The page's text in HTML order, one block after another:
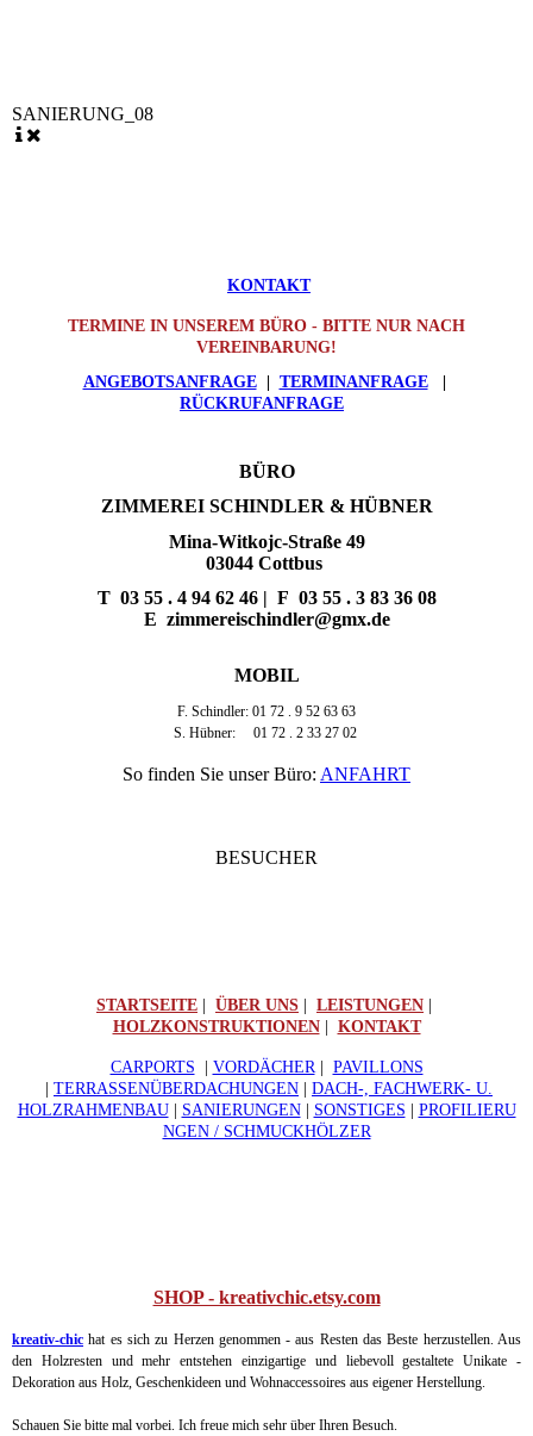
SANIERUNG_08
KONTAKT
TERMINE IN UNSEREM BÜRO - BITTE NUR NACH
VEREINBARUNG!
ANGEBOTSANFRAGE| TERMINANFRAGE
RÜCKRUFANFRAGE
BÜRO
ZIMMEREI SCHINDLER & HÜBNER
Mina-Witkojc-Straße 49
03044 Cottbus
T03 55 . 4 94 62 46 | F 03 55 . 3 83 36 08
E zimmereischindler@gmx.de
MOBIL
F. Schindler: 01 72 . 9 52 63 63
S. Hübner: 01 72 . 2 33 27 02
So finden Sie unser Büro: ANFAHRT
BESUCHER
STARTSEITE ÜBER UNS LEISTUNGEN
HOLZKONSTRUKTIONEN| KONTAKT
CARPORTS VORDÄCHER| PAVILLONS
TERRASSENÜBERDACHUNGEN
DACH-, FACHWERK- U.
HOLZRAHMENBAU| SANIERUNGEN| SONSTIGES
PROFILIERU
NGEN / SCHMUCKHÖLZER
SHOP - kreativchic.etsy.com
kreativ-chic hat es sich zu Herzen genommen - aus Resten das Beste herzustellen. Aus
den Holzresten und mehr entstehen einzigartige und liebevoll gestaltete Unikate -
Dekoration aus Holz, Geschenkideen und Wohnaccessoires aus eigener Herstellung.
Schauen Sie bitte mal vorbei. Ich freue mich sehr über Ihren Besuch.